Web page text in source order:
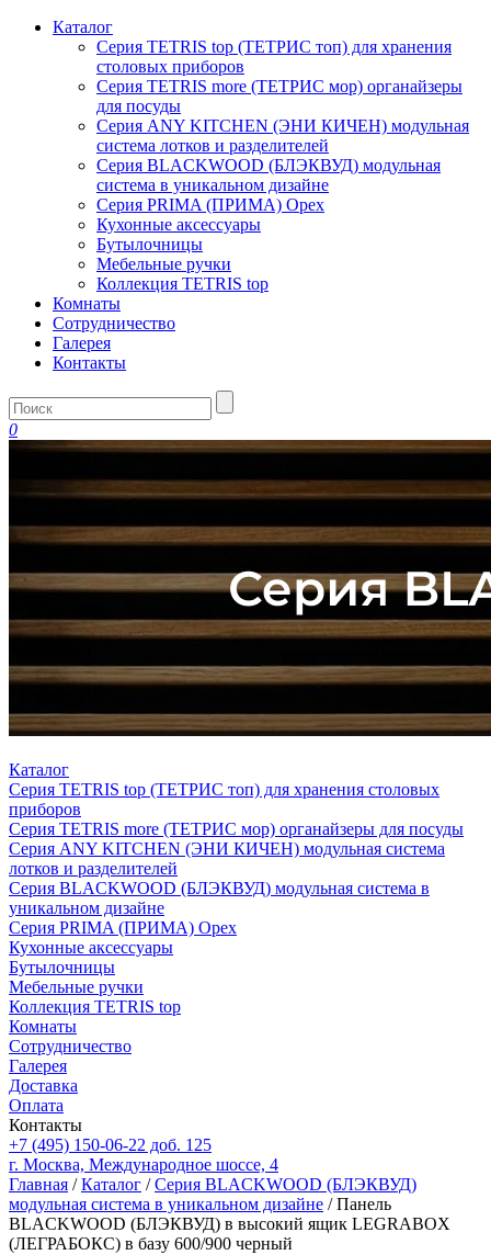
Каталог
Серия TETRIS top (ТЕТРИС топ) для хранения
столовых приборов
Серия TETRIS more (ТЕТРИС мор) органайзеры
для посуды
Серия ANY KITCHEN (ЭНИ КИЧЕН) модульная
система лотков и разделителей
Серия BLACKWOOD (БЛЭКВУД) модульная
система в уникальном дизайне
Серия PRIMA (ПРИМА) Орех
Кухонные аксессуары
Бутылочницы
Мебельные ручки
Коллекция TETRIS top
Комнаты
Сотрудничество
Галерея
Контакты
0
Каталог
Серия TETRIS top (ТЕТРИС топ) для хранения столовых
приборов
Серия TETRIS more (ТЕТРИС мор) органайзеры для посуды
Серия ANY KITCHEN (ЭНИ КИЧЕН) модульная система
лотков и разделителей
Серия BLACKWOOD (БЛЭКВУД) модульная система в
уникальном дизайне
Серия PRIMA (ПРИМА) Орех
Кухонные аксессуары
Бутылочницы
Мебельные ручки
Коллекция TETRIS top
Комнаты
Сотрудничество
Галерея
Доставка
Оплата
Контакты
+7 (495) 150-06-22 доб. 125
г. Москва, Международное шоссе, 4
Главная /Каталог /Серия BLACKWOOD (БЛЭКВУД)
модульная система в уникальном дизайне / Панель
BLACKWOOD (БЛЭКВУД) в высокий ящик LEGRABOX
(ЛЕГРАБОКС) в базу 600/900 черный